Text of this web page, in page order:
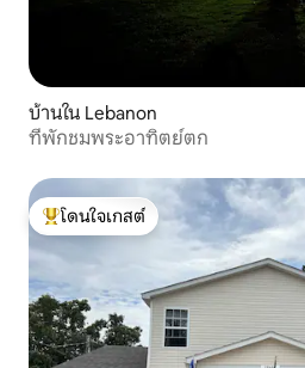
บ้านใน Lebanon
ที่พักชมพระอาทิตย์ตก
โดนใจเกสต์ที่สุด
โดนใจเกสต์